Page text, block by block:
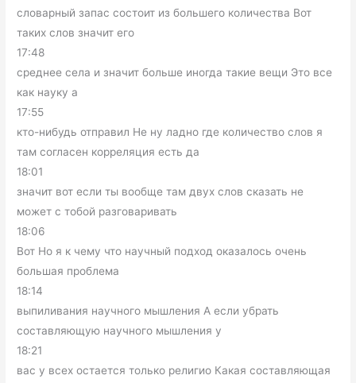
словарный запас состоит из большего количества Вот
таких слов значит его
17:48
среднее села и значит больше иногда такие вещи Это все
как науку а
17:55
кто-нибудь отправил Не ну ладно где количество слов я
там согласен корреляция есть да
18:01
значит вот если ты вообще там двух слов сказать не
может с тобой разговаривать
18:06
Вот Но я к чему что научный подход оказалось очень
большая проблема
18:14
выпиливания научного мышления А если убрать
составляющую научного мышления у
18:21
вас у всех остается только религио Какая составляющая